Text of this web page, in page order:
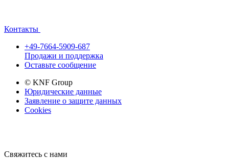
Контакты
+49-7664-5909-687
Продажи и поддержка
Оставьте сообщение
© KNF Group
Юридические данные
Заявление о защите данных
Cookies
Свяжитесь с нами